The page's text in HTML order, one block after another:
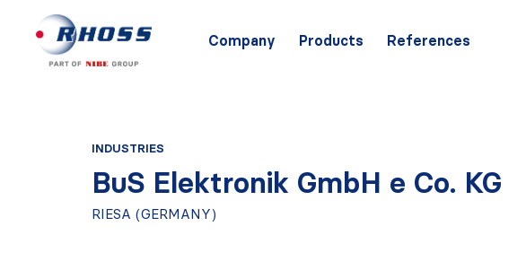
Company Products References
INDUSTRIES
BuS Elektronik GmbH e Co. KG
RIESA (GERMANY)